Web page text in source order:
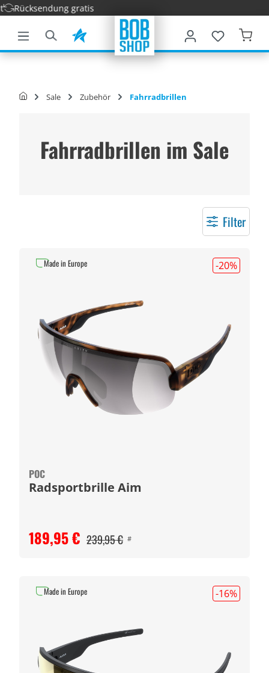
springen
gratis
Sale Zubehör Fahrradbrillen
Fahrradbrillen im Sale
Filter
-20%
POC
Radsportbrille Aim
189,95 € 239,95 € #
Made in Europe
-16%
Made in Europe